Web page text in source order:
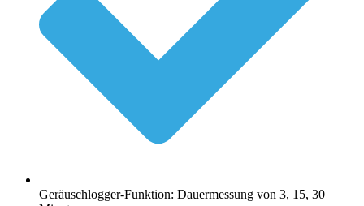
Geräuschlogger-Funktion: Dauermessung von 3, 15, 30